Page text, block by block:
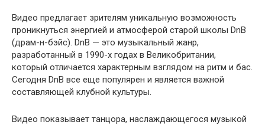
Видео предлагает зрителям уникальную возможность
проникнуться энергией и атмосферой старой школы DnB
(драм-н-бэйс). DnB — это музыкальный жанр,
разработанный в 1990-х годах в Великобритании,
который отличается характерным взглядом на ритм и бас.
Сегодня DnB все еще популярен и является важной
составляющей клубной культуры.
Видео показывает танцора, наслаждающегося музыкой